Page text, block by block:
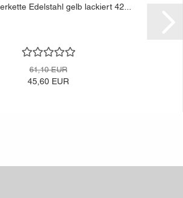
Edelstahl gelb lackiert 42...
61,10 EUR
45,60 EUR